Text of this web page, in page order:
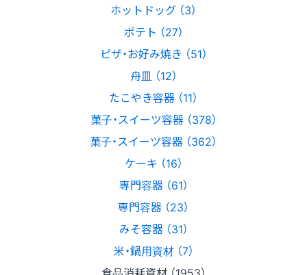
ホットドッグ （3）
ポテト （27）
ピザ・お好み焼き （51）
舟皿 （12）
たこやき容器 （11）
菓子・スイーツ容器 （378）
菓子・スイーツ容器 （362）
ケーキ （16）
専門容器 （61）
専門容器 （23）
みそ容器 （31）
米・鍋用資材 （7）